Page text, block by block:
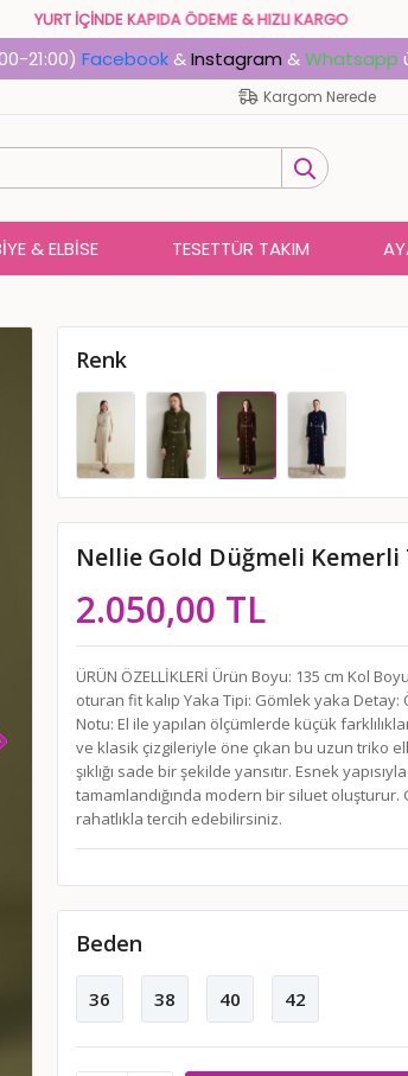
YURT İÇİNDE KAPIDA ÖDEME & HIZLI
21:00) Facebook&Instagram &Whatsapp
Kargom Nerede
& ELBISE TESETTÜR TAKIM
Nellie Gold Düğmeli
2.050,00 TL
ÜRÜN ÖZELLİKLERİ Ürün Boyu: 135 cm Kol
oturan fit kalıp Yaka Tipi: Gömlek yaka
Notu: El ile yapılan ölçümlerde küçük
ve klasik çizgileriyle öne çıkan bu uzun triko
şıklığı sade bir şekilde yansıtır. Esnek
tamamlandığında modern bir siluet
rahatlıkla tercih edebilirsiniz.
Renk
Beden
36 38 40 42